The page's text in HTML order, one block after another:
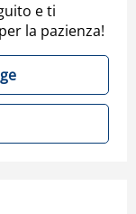
e ti
la pazienza!